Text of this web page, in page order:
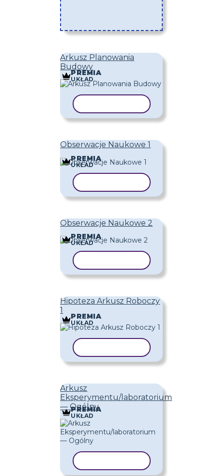
Arkusz Planowania
Budowy
PREMIA
UKŁAD
Obserwacje Naukowe 1
PREMIA
UKŁAD
Obserwacje Naukowe 2
PREMIA
UKŁAD
Hipoteza Arkusz Roboczy
1
PREMIA
UKŁAD
Arkusz
Eksperymentu/laboratorium
— Ogólny
PREMIA
UKŁAD